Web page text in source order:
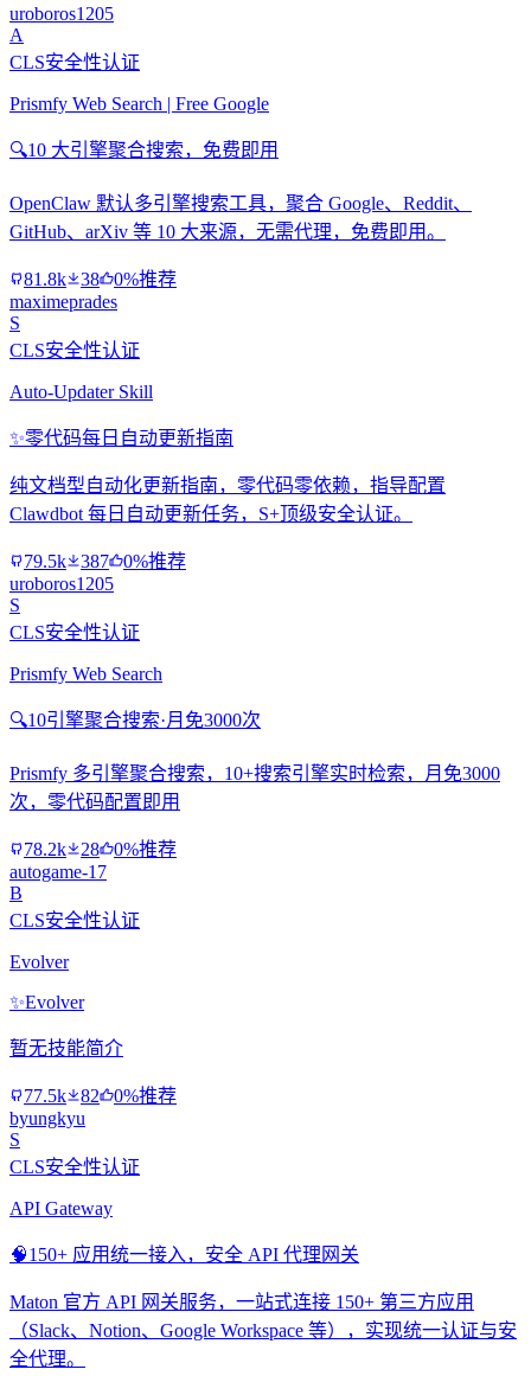
uroboros1205
A
CLS安全性认证
Prismfy Web Search | Free Google
🔍10 大引擎聚合搜索，免费即用
OpenClaw 默认多引擎搜索工具，聚合 Google、Reddit、
GitHub、arXiv 等 10 大来源，无需代理，免费即用。
81.8k 38
0%推荐
maximeprades
S
CLS安全性认证
Auto-Updater Skill
✨零代码每日自动更新指南
纯文档型自动化更新指南，零代码零依赖，指导配置
Clawdbot 每日自动更新任务，S+顶级安全认证。
79.5k 387
0%推荐
uroboros1205
S
CLS安全性认证
Prismfy Web Search
🔍10引擎聚合搜索·月免3000次
Prismfy 多引擎聚合搜索，10+搜索引擎实时检索，月免3000
次，零代码配置即用
78.2k 28
0%推荐
autogame-17
B
CLS安全性认证
Evolver
✨Evolver
暂无技能简介
77.5k 82
0%推荐
byungkyu
S
CLS安全性认证
API Gateway
🧠150+ 应用统一接入，安全 API 代理网关
Maton 官方 API 网关服务，一站式连接 150+ 第三方应用
（Slack、Notion、Google Workspace 等），实现统一认证与安
全代理。